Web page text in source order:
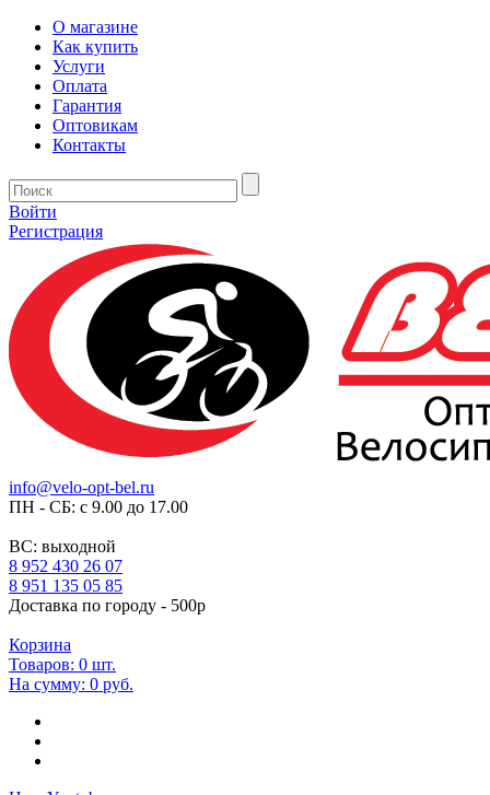
О магазине
Как купить
Услуги
Оплата
Гарантия
Оптовикам
Контакты
Войти
Регистрация
info@velo-opt-bel.ru
ПН - СБ: с 9.00 до 17.00
ВС: выходной
8 952 430 26 07
8 951 135 05 85
Доставка по городу - 500р
Корзина
Товаров: 0 шт.
На сумму: 0 руб.